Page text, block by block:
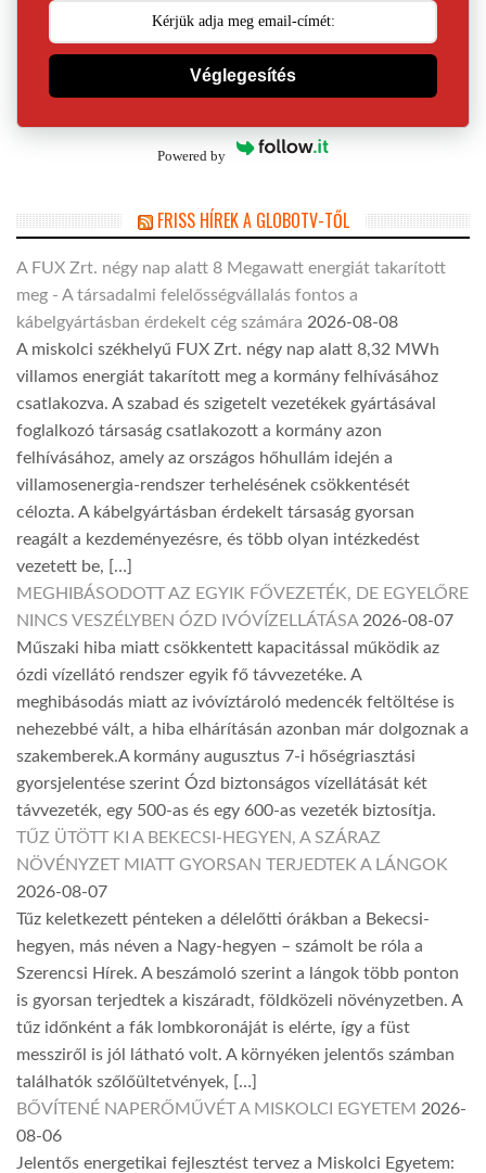
Véglegesítés
Powered by
FRISS HÍREK A GLOBOTV-TŐL
A FUX Zrt. négy nap alatt 8 Megawatt energiát takarított
meg - A társadalmi felelősségvállalás fontos a
kábelgyártásban érdekelt cég számára 2026-08-08
A miskolci székhelyű FUX Zrt. négy nap alatt 8,32 MWh
villamos energiát takarított meg a kormány felhívásához
csatlakozva. A szabad és szigetelt vezetékek gyártásával
foglalkozó társaság csatlakozott a kormány azon
felhívásához, amely az országos hőhullám idején a
villamosenergia-rendszer terhelésének csökkentését
célozta. A kábelgyártásban érdekelt társaság gyorsan
reagált a kezdeményezésre, és több olyan intézkedést
vezetett be, […]
MEGHIBÁSODOTT AZ EGYIK FŐVEZETÉK, DE EGYELŐRE
NINCS VESZÉLYBEN ÓZD IVÓVÍZELLÁTÁSA 2026-08-07
Műszaki hiba miatt csökkentett kapacitással működik az
ózdi vízellátó rendszer egyik fő távvezetéke. A
meghibásodás miatt az ivóvíztároló medencék feltöltése is
nehezebbé vált, a hiba elhárításán azonban már dolgoznak a
szakemberek.A kormány augusztus 7-i hőségriasztási
gyorsjelentése szerint Ózd biztonságos vízellátását két
távvezeték, egy 500-as és egy 600-as vezeték biztosítja.
TŰZ ÜTÖTT KI A BEKECSI-HEGYEN, A SZÁRAZ
NÖVÉNYZET MIATT GYORSAN TERJEDTEK A LÁNGOK
2026-08-07
Tűz keletkezett pénteken a délelőtti órákban a Bekecsi-
hegyen, más néven a Nagy-hegyen – számolt be róla a
Szerencsi Hírek. A beszámoló szerint a lángok több ponton
is gyorsan terjedtek a kiszáradt, földközeli növényzetben. A
tűz időnként a fák lombkoronáját is elérte, így a füst
messziről is jól látható volt. A környéken jelentős számban
találhatók szőlőültetvények, […]
BŐVÍTENÉ NAPERŐMŰVÉT A MISKOLCI EGYETEM 2026-
08-06
Jelentős energetikai fejlesztést tervez a Miskolci Egyetem: